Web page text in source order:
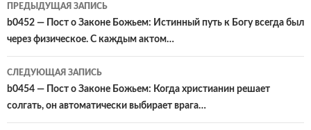
по
записям
ПРЕДЫДУЩАЯ ЗАПИСЬ
b0452 — Пост о Законе Божьем: Истинный путь к Богу всегда был
через физическое. С каждым актом…
СЛЕДУЮЩАЯ ЗАПИСЬ
b0454 — Пост о Законе Божьем: Когда христианин решает
солгать, он автоматически выбирает врага…